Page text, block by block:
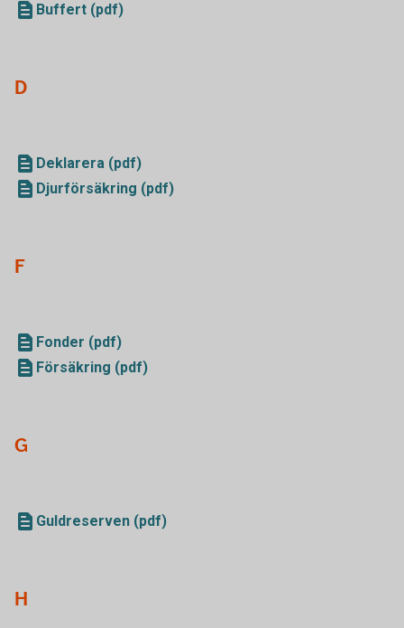
Buffert (pdf)
D
Deklarera (pdf)
Djurförsäkring (pdf)
F
Fonder (pdf)
Försäkring (pdf)
G
Guldreserven (pdf)
H